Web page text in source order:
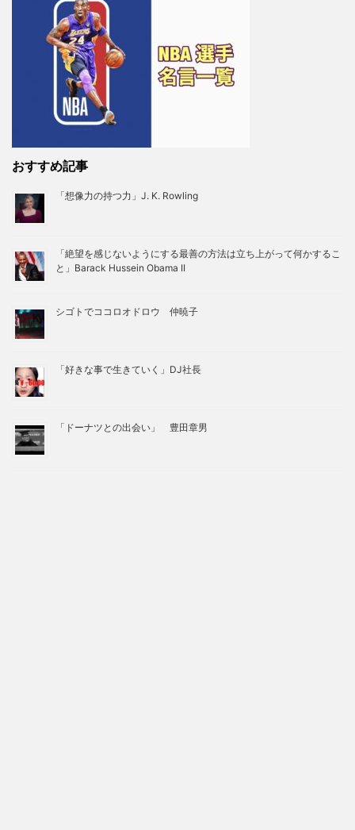
おすすめ記事
「想像力の持つ力」J. K. Rowling
「絶望を感じないようにする最善の方法は立ち上がって何かするこ
と」Barack Hussein Obama II
シゴトでココロオドロウ 仲暁子
「好きな事で生きていく」DJ社長
「ドーナツとの出会い」 豊田章男